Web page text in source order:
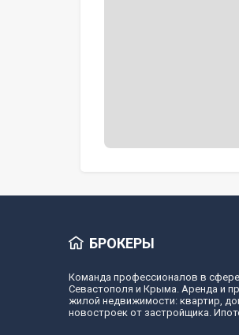
БРОКЕРЫ
Команда профессионалов в
Севастополя и Крыма. Аренда и
жилой недвижимости: квартир,
новостроек от застройщика.